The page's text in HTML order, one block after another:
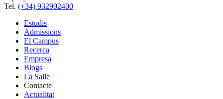
Tel. (+34) 932902400
Estudis
Admissions
El Campus
Recerca
Empresa
Blogs
La Salle
Contacte
Actualitat